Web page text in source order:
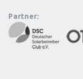
Partner: